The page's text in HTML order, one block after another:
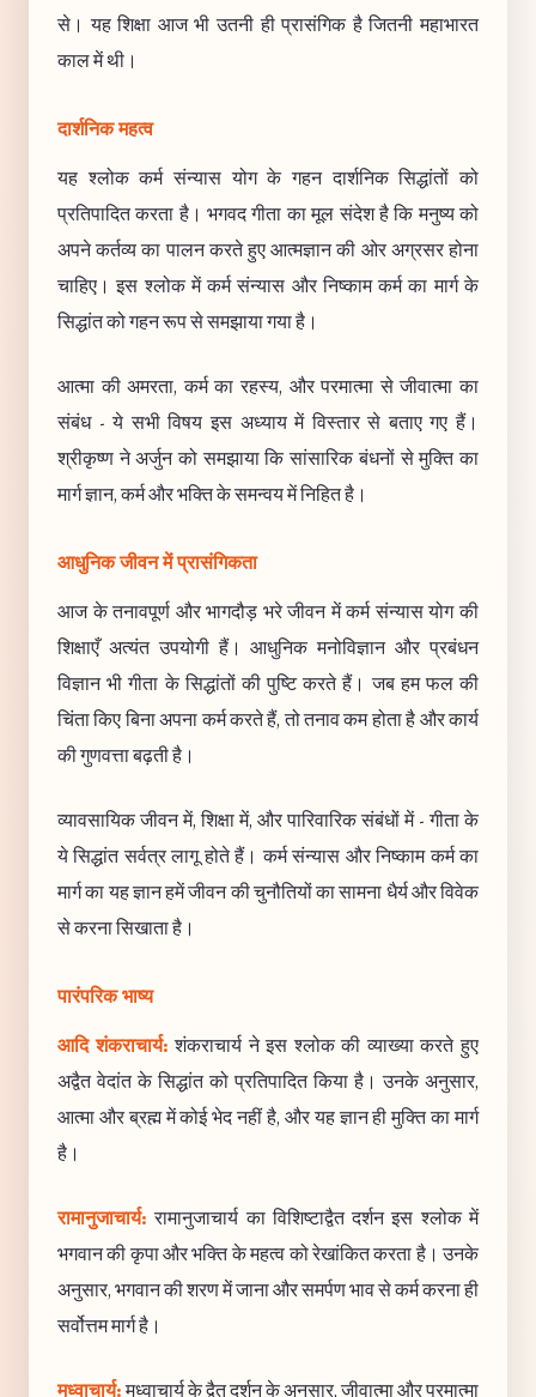
से। यह शिक्षा आज भी उतनी ही प्रासंगिक है जितनी महाभारत
काल में थी।
दार्शनिक महत्व
यह श्लोक कर्म संन्यास योग के गहन दार्शनिक सिद्धांतों को
प्रतिपादित करता है। भगवद गीता का मूल संदेश है कि मनुष्य को
अपने कर्तव्य का पालन करते हुए आत्मज्ञान की ओर अग्रसर होना
चाहिए। इस श्लोक में कर्म संन्यास और निष्काम कर्म का मार्ग के
सिद्धांत को गहन रूप से समझाया गया है।
आत्मा की अमरता, कर्म का रहस्य, और परमात्मा से जीवात्मा का
संबंध - ये सभी विषय इस अध्याय में विस्तार से बताए गए हैं।
श्रीकृष्ण ने अर्जुन को समझाया कि सांसारिक बंधनों से मुक्ति का
मार्ग ज्ञान, कर्म और भक्ति के समन्वय में निहित है।
आधुनिक जीवन में प्रासंगिकता
आज के तनावपूर्ण और भागदौड़ भरे जीवन में कर्म संन्यास योग की
शिक्षाएँ अत्यंत उपयोगी हैं। आधुनिक मनोविज्ञान और प्रबंधन
विज्ञान भी गीता के सिद्धांतों की पुष्टि करते हैं। जब हम फल की
चिंता किए बिना अपना कर्म करते हैं, तो तनाव कम होता है और कार्य
की गुणवत्ता बढ़ती है।
व्यावसायिक जीवन में, शिक्षा में, और पारिवारिक संबंधों में - गीता के
ये सिद्धांत सर्वत्र लागू होते हैं। कर्म संन्यास और निष्काम कर्म का
मार्ग का यह ज्ञान हमें जीवन की चुनौतियों का सामना धैर्य और विवेक
से करना सिखाता है।
पारंपरिक भाष्य
आदि शंकराचार्य: शंकराचार्य ने इस श्लोक की व्याख्या करते हुए
अद्वैत वेदांत के सिद्धांत को प्रतिपादित किया है। उनके अनुसार,
आत्मा और ब्रह्म में कोई भेद नहीं है, और यह ज्ञान ही मुक्ति का मार्ग
है।
रामानुजाचार्य: रामानुजाचार्य का विशिष्टाद्वैत दर्शन इस श्लोक में
भगवान की कृपा और भक्ति के महत्व को रेखांकित करता है। उनके
अनुसार, भगवान की शरण में जाना और समर्पण भाव से कर्म करना ही
सर्वोत्तम मार्ग है।
मध्वाचार्य:मध्वाचार्य के द्वैत दर्शन के अनुसार, जीवात्मा और परमात्मा